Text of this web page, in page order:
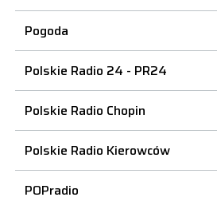
Pogoda
Polskie Radio 24 - PR24
Polskie Radio Chopin
Polskie Radio Kierowców
POPradio